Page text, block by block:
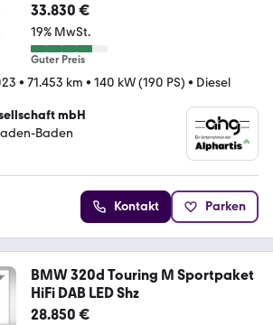
33.830 €
19% MwSt.
Guter Preis
• 71.453 km • 140 kW (190 PS) • Diesel
mbH
Baden
Kontakt Parken
BMW 320d Touring M Sportpaket
HiFi DAB LED Shz
28.850 €